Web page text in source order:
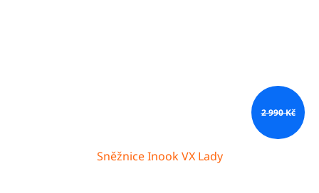
2 990 Kč
Sněžnice Inook VX Lady